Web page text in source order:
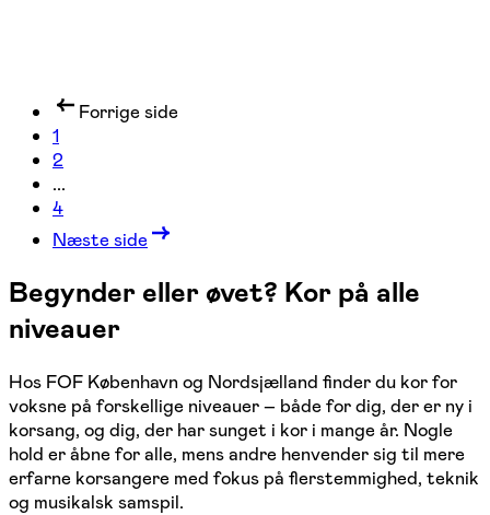
Forrige side
1
2
...
4
Næste side
Begynder eller øvet? Kor på alle
niveauer
Hos FOF København og Nordsjælland finder du kor for
voksne på forskellige niveauer – både for dig, der er ny i
korsang, og dig, der har sunget i kor i mange år. Nogle
hold er åbne for alle, mens andre henvender sig til mere
erfarne korsangere med fokus på flerstemmighed, teknik
og musikalsk samspil.